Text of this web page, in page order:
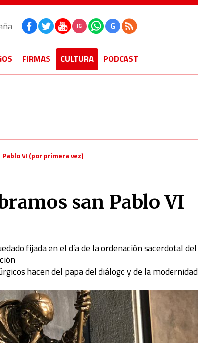
IG G
FIRMAS CULTURA PODCAST
VI (por primera vez)
san Pablo VI
fijada en el día de la ordenación sacerdotal del
hacen del papa del diálogo y de la modernidad